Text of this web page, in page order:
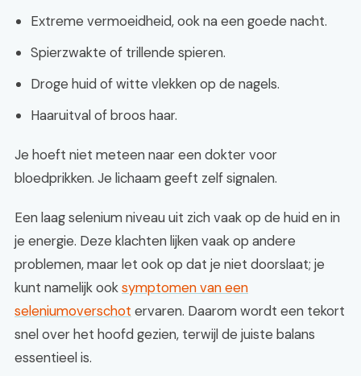
Extreme vermoeidheid, ook na een goede nacht.
Spierzwakte of trillende spieren.
Droge huid of witte vlekken op de nagels.
Haaruitval of broos haar.
Je hoeft niet meteen naar een dokter voor
bloedprikken. Je lichaam geeft zelf signalen.
Een laag selenium niveau uit zich vaak op de huid en in
je energie. Deze klachten lijken vaak op andere
problemen, maar let ook op dat je niet doorslaat; je
kunt namelijk ooksymptomen van een
seleniumoverschot ervaren. Daarom wordt een tekort
snel over het hoofd gezien, terwijl de juiste balans
essentieel is.